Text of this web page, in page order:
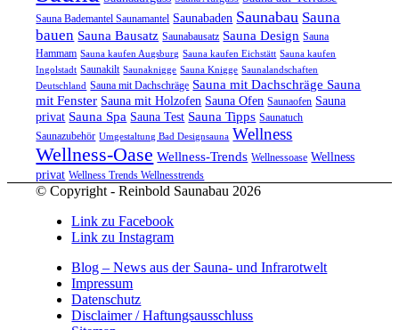
Sauna Bademantel Saunamantel Saunabaden Saunabau Sauna
bauen Sauna Bausatz Saunabausatz Sauna Design Sauna
Hammam Sauna kaufen Augsburg Sauna kaufen Eichstätt Sauna kaufen
Ingolstadt Saunakilt Saunaknigge Sauna Knigge Saunalandschaften
Deutschland Sauna mit Dachschräge Sauna mit Dachschräge Sauna
mit Fenster Sauna mit Holzofen Sauna Ofen Saunaofen Sauna
privat Sauna Spa Sauna Test Sauna Tipps Saunatuch
Saunazubehör Umgestaltung Bad Designsauna Wellness
Wellness-Oase Wellness-Trends Wellnessoase Wellness
privat Wellness Trends Wellnesstrends
© Copyright - Reinbold Saunabau 2026
Link zu Facebook
Link zu Instagram
Blog – News aus der Sauna- und Infrarotwelt
Impressum
Datenschutz
Disclaimer / Haftungsausschluss